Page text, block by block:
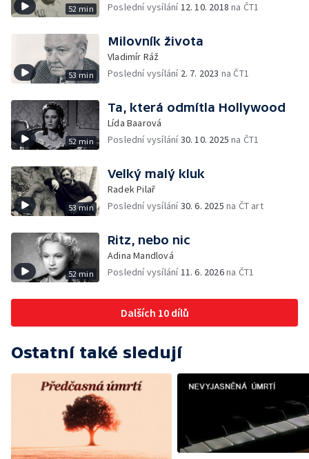
52 min
Poslední vysílání12. 10. 2018 na ČT1
53 min
Milovník života
Vladimír Ráž
Poslední vysílání 2. 7. 2023 na ČT1
52 min
Ta, která odmítla Hollywood
Lída Baarová
Poslední vysílání30. 10. 2025 na ČT1
53 min
Velký malý kluk
Radek Pilař
Poslední vysílání30. 6. 2025 na ČT art
52 min
Ritz, nebo nic
Adina Mandlová
Poslední vysílání11. 6. 2026na ČT1
Dalších 10 dílů
Ostatní také sledují